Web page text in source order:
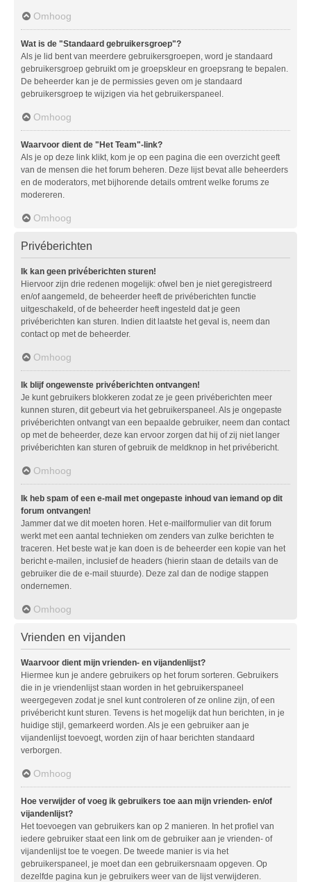
Omhoog
Wat is de "Standaard gebruikersgroep"?
Als je lid bent van meerdere gebruikersgroepen, word je standaard
gebruikersgroep gebruikt om je groepskleur en groepsrang te bepalen.
De beheerder kan je de permissies geven om je standaard
gebruikersgroep te wijzigen via het gebruikerspaneel.
Omhoog
Waarvoor dient de "Het Team"-link?
Als je op deze link klikt, kom je op een pagina die een overzicht geeft
van de mensen die het forum beheren. Deze lijst bevat alle beheerders
en de moderators, met bijhorende details omtrent welke forums ze
modereren.
Omhoog
Privéberichten
Ik kan geen privéberichten sturen!
Hiervoor zijn drie redenen mogelijk: ofwel ben je niet geregistreerd
en/of aangemeld, de beheerder heeft de privéberichten functie
uitgeschakeld, of de beheerder heeft ingesteld dat je geen
privéberichten kan sturen. Indien dit laatste het geval is, neem dan
contact op met de beheerder.
Omhoog
Ik blijf ongewenste privéberichten ontvangen!
Je kunt gebruikers blokkeren zodat ze je geen privéberichten meer
kunnen sturen, dit gebeurt via het gebruikerspaneel. Als je ongepaste
privéberichten ontvangt van een bepaalde gebruiker, neem dan contact
op met de beheerder, deze kan ervoor zorgen dat hij of zij niet langer
privéberichten kan sturen of gebruik de meldknop in het privébericht.
Omhoog
Ik heb spam of een e-mail met ongepaste inhoud van iemand op dit
forum ontvangen!
Jammer dat we dit moeten horen. Het e-mailformulier van dit forum
werkt met een aantal technieken om zenders van zulke berichten te
traceren. Het beste wat je kan doen is de beheerder een kopie van het
bericht e-mailen, inclusief de headers (hierin staan de details van de
gebruiker die de e-mail stuurde). Deze zal dan de nodige stappen
ondernemen.
Omhoog
Vrienden en vijanden
Waarvoor dient mijn vrienden- en vijandenlijst?
Hiermee kun je andere gebruikers op het forum sorteren. Gebruikers
die in je vriendenlijst staan worden in het gebruikerspaneel
weergegeven zodat je snel kunt controleren of ze online zijn, of een
privébericht kunt sturen. Tevens is het mogelijk dat hun berichten, in je
huidige stijl, gemarkeerd worden. Als je een gebruiker aan je
vijandenlijst toevoegt, worden zijn of haar berichten standaard
verborgen.
Omhoog
Hoe verwijder of voeg ik gebruikers toe aan mijn vrienden- en/of
vijandenlijst?
Het toevoegen van gebruikers kan op 2 manieren. In het profiel van
iedere gebruiker staat een link om de gebruiker aan je vrienden- of
vijandenlijst toe te voegen. De tweede manier is via het
gebruikerspaneel, je moet dan een gebruikersnaam opgeven. Op
dezelfde pagina kun je gebruikers weer van de lijst verwijderen.